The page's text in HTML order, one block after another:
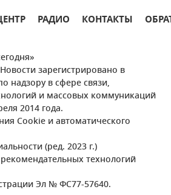
РАДИО КОНТАКТЫ
зарегистрировано в
надзору в сфере связи,
и массовых коммуникаций
2014 года.
Cookie и автоматического
(ред. 2023 г.)
технологий
Эл № ФС77-57640.